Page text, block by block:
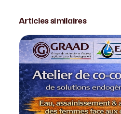
Articles similaires